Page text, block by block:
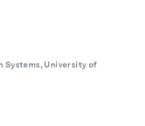
Systems, University of